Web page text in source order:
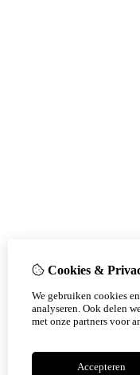
Cookies &
We gebruiken cookies
analyseren. Ook delen
met onze partners voor
Accepteren